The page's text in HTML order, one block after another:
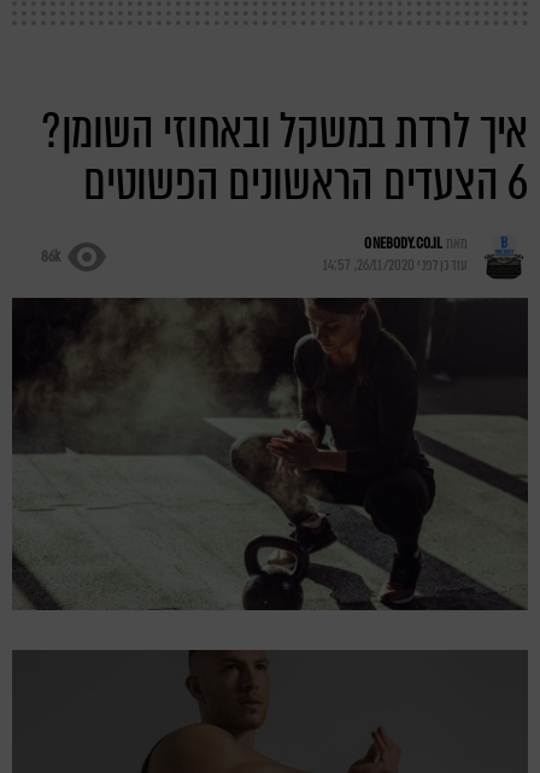
איך לרדת במשקל ובאחוזי השומן?
6 הצעדים הראשונים הפשוטים
מאתONEBODY.CO.IL
עודכן לפני 26/11/2020, 14:57
86k